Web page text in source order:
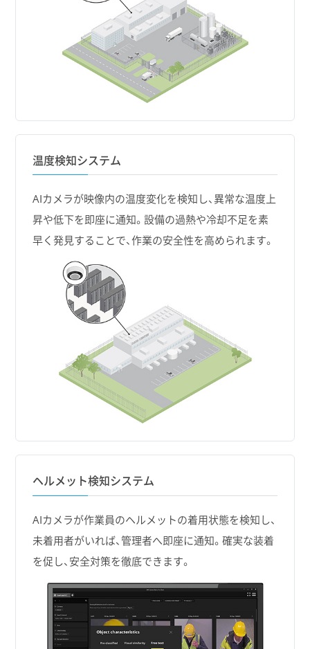
温度検知システム
AIカメラが映像内の温度変化を検知し、異常な温度上
昇や低下を即座に通知。設備の過熱や冷却不足を素
早く発見することで、作業の安全性を高められます。
ヘルメット検知システム
AIカメラが作業員のヘルメットの着用状態を検知し、
未着用者がいれば、管理者へ即座に通知。確実な装着
を促し、安全対策を徹底できます。